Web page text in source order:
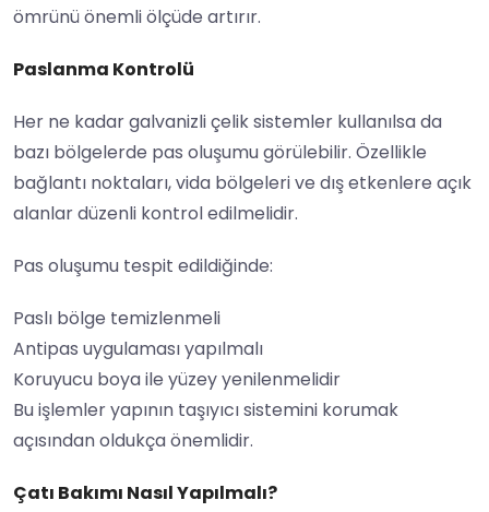
ömrünü önemli ölçüde artırır.
Paslanma Kontrolü
Her ne kadar galvanizli çelik sistemler kullanılsa da
bazı bölgelerde pas oluşumu görülebilir. Özellikle
bağlantı noktaları, vida bölgeleri ve dış etkenlere açık
alanlar düzenli kontrol edilmelidir.
Pas oluşumu tespit edildiğinde:
Paslı bölge temizlenmeli
Antipas uygulaması yapılmalı
Koruyucu boya ile yüzey yenilenmelidir
Bu işlemler yapının taşıyıcı sistemini korumak
açısından oldukça önemlidir.
Çatı Bakımı Nasıl Yapılmalı?